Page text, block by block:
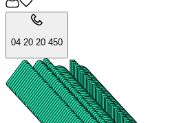
04 20 20 450